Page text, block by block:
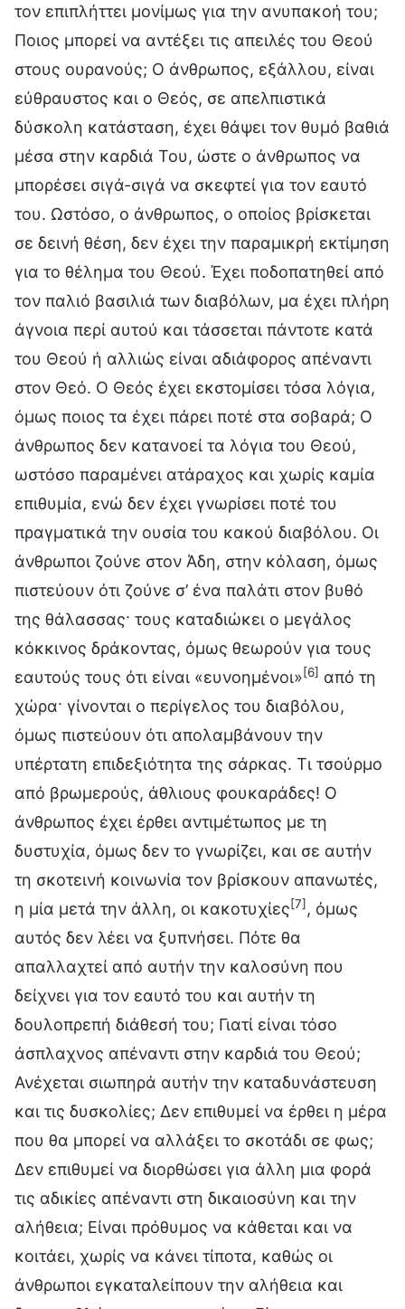
τον επιπλήττει μονίμως για την ανυπακοή του;
Ποιος μπορεί να αντέξει τις απειλές του Θεού
στους ουρανούς; Ο άνθρωπος, εξάλλου, είναι
εύθραυστος και ο Θεός, σε απελπιστικά
δύσκολη κατάσταση, έχει θάψει τον θυμό βαθιά
μέσα στην καρδιά Του, ώστε ο άνθρωπος να
μπορέσει σιγά-σιγά να σκεφτεί για τον εαυτό
του. Ωστόσο, ο άνθρωπος, ο οποίος βρίσκεται
σε δεινή θέση, δεν έχει την παραμικρή εκτίμηση
για το θέλημα του Θεού. Έχει ποδοπατηθεί από
τον παλιό βασιλιά των διαβόλων, μα έχει πλήρη
άγνοια περί αυτού και τάσσεται πάντοτε κατά
του Θεού ή αλλιώς είναι αδιάφορος απέναντι
στον Θεό. Ο Θεός έχει εκστομίσει τόσα λόγια,
όμως ποιος τα έχει πάρει ποτέ στα σοβαρά; Ο
άνθρωπος δεν κατανοεί τα λόγια του Θεού,
ωστόσο παραμένει ατάραχος και χωρίς καμία
επιθυμία, ενώ δεν έχει γνωρίσει ποτέ του
πραγματικά την ουσία του κακού διαβόλου. Οι
άνθρωποι ζούνε στον Άδη, στην κόλαση, όμως
πιστεύουν ότι ζούνε σ’ ένα παλάτι στον βυθό
της θάλασσας· τους καταδιώκει ο μεγάλος
κόκκινος δράκοντας, όμως θεωρούν για τους
εαυτούς τους ότι είναι «ευνοημένοι»[6] από τη
χώρα· γίνονται ο περίγελος του διαβόλου,
όμως πιστεύουν ότι απολαμβάνουν την
υπέρτατη επιδεξιότητα της σάρκας. Τι τσούρμο
από βρωμερούς, άθλιους φουκαράδες! Ο
άνθρωπος έχει έρθει αντιμέτωπος με τη
δυστυχία, όμως δεν το γνωρίζει, και σε αυτήν
τη σκοτεινή κοινωνία τον βρίσκουν απανωτές,
η μία μετά την άλλη, οι κακοτυχίες[7] , όμως
αυτός δεν λέει να ξυπνήσει. Πότε θα
απαλλαχτεί από αυτήν την καλοσύνη που
δείχνει για τον εαυτό του και αυτήν τη
δουλοπρεπή διάθεσή του; Γιατί είναι τόσο
άσπλαχνος απέναντι στην καρδιά του Θεού;
Ανέχεται σιωπηρά αυτήν την καταδυνάστευση
και τις δυσκολίες; Δεν επιθυμεί να έρθει η μέρα
που θα μπορεί να αλλάξει το σκοτάδι σε φως;
Δεν επιθυμεί να διορθώσει για άλλη μια φορά
τις αδικίες απέναντι στη δικαιοσύνη και την
αλήθεια; Είναι πρόθυμος να κάθεται και να
κοιτάει, χωρίς να κάνει τίποτα, καθώς οι
άνθρωποι εγκαταλείπουν την αλήθεια και